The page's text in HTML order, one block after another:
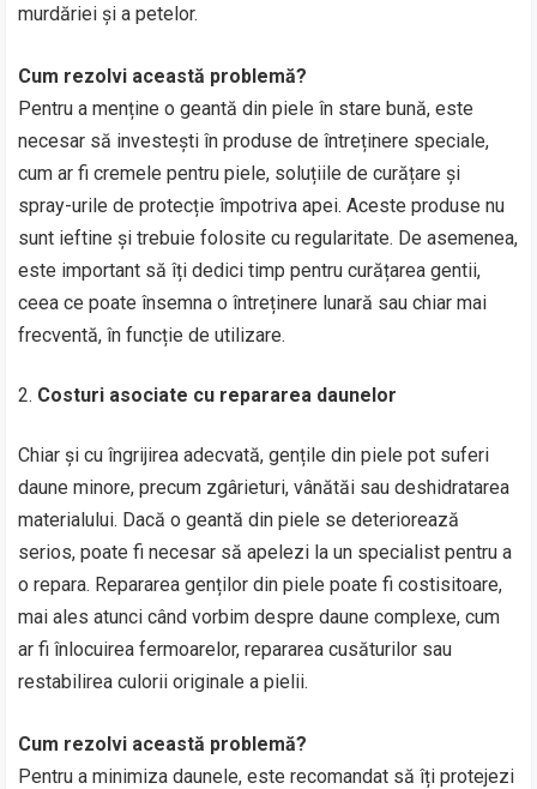
murdăriei și a petelor.
Cum rezolvi această problemă?
Pentru a menține o geantă din piele în stare bună, este
necesar să investești în produse de întreținere speciale,
cum ar fi cremele pentru piele, soluțiile de curățare și
spray-urile de protecție împotriva apei. Aceste produse nu
sunt ieftine și trebuie folosite cu regularitate. De asemenea,
este important să îți dedici timp pentru curățarea gentii,
ceea ce poate însemna o întreținere lunară sau chiar mai
frecventă, în funcție de utilizare.
Costuri asociate cu repararea daunelor
Chiar și cu îngrijirea adecvată, gențile din piele pot suferi
daune minore, precum zgârieturi, vânătăi sau deshidratarea
materialului. Dacă o geantă din piele se deteriorează
serios, poate fi necesar să apelezi la un specialist pentru a
o repara. Repararea genților din piele poate fi costisitoare,
mai ales atunci când vorbim despre daune complexe, cum
ar fi înlocuirea fermoarelor, repararea cusăturilor sau
restabilirea culorii originale a pielii.
Cum rezolvi această problemă?
Pentru a minimiza daunele, este recomandat să îți protejezi